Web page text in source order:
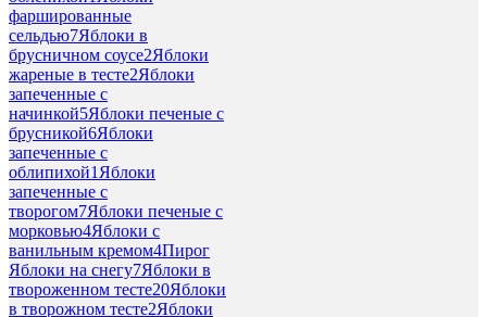
фаршированные
сельдью7Яблоки в
брусничном соусе2Яблоки
жареные в тесте2Яблоки
запеченные с
начинкой5Яблоки печеные с
брусникой6Яблоки
запеченные с
облипихой1 Яблоки
запеченные с
творогом7Яблоки печеные с
морковью4Яблоки с
ванильным кремом4Пирог
Яблоки на снегу7Яблоки в
твороженном тесте20Яблоки
в творожном тесте2Яблоки